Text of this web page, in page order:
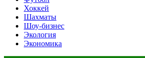
Хоккей
Шахматы
Шоу-бизнес
Экология
Экономика